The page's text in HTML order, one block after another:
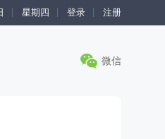
星期四 登录 注册
微信